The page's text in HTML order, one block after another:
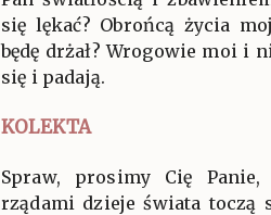
się lękać? Obrońcą życia
będę drżał? Wrogowie moi i
się i padają.
KOLEKTA
Spraw, prosimy Cię
rządami dzieje świata toczą